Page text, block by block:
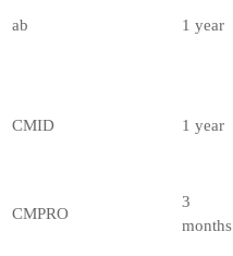
ab 1 year
CMID 1 year
CMPRO
3
months